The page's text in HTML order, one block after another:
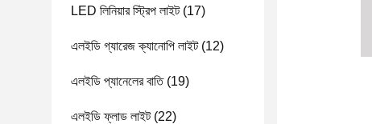
LED লিনিয়ার স্ট্রিপ লাইট(17)
এলইডি গ্যারেজ ক্যানোপি লাইট(12)
এলইডি প্যানেলের বাতি(19)
এলইডি ফ্লাড লাইট(22)